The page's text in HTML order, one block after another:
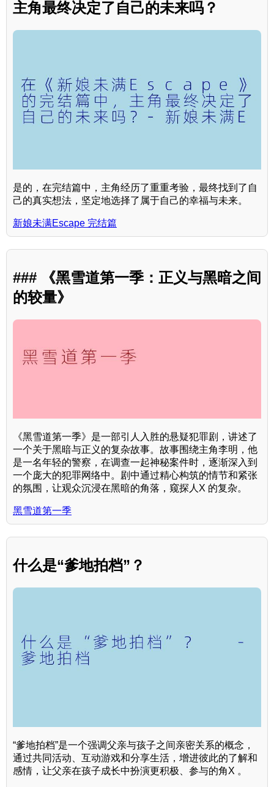
主角最终决定了自己的未来吗？
是的，在完结篇中，主角经历了重重考验，最终找到了自
己的真实想法，坚定地选择了属于自己的幸福与未来。
新娘未满Escape 完结篇
### 《黑雪道第一季：正义与黑暗之间
的较量》
《黑雪道第一季》是一部引人入胜的悬疑犯罪剧，讲述了
一个关于黑暗与正义的复杂故事。故事围绕主角李明，他
是一名年轻的警察，在调查一起神秘案件时，逐渐深入到
一个庞大的犯罪网络中。剧中通过精心构筑的情节和紧张
的氛围，让观众沉浸在黑暗的角落，窥探人X 的复杂。
黑雪道第一季
什么是“爹地拍档”？
“爹地拍档”是一个强调父亲与孩子之间亲密关系的概念，
通过共同活动、互动游戏和分享生活，增进彼此的了解和
感情，让父亲在孩子成长中扮演更积极、参与的角X 。